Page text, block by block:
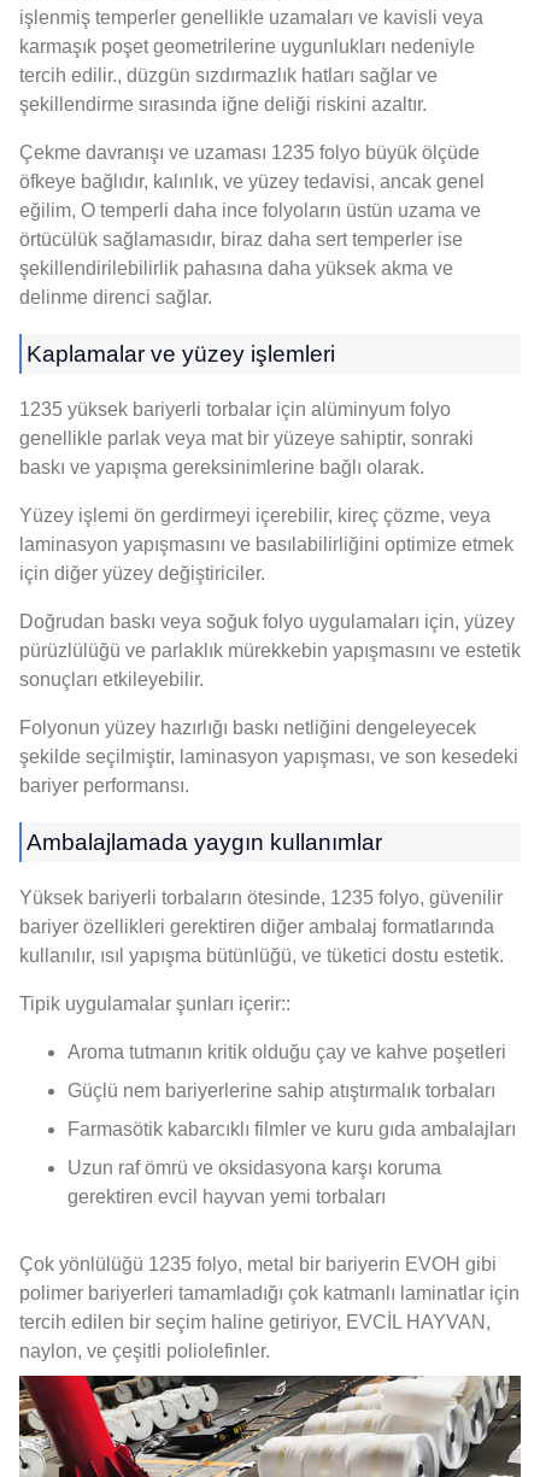
işlenmiş temperler genellikle uzamaları ve kavisli veya
karmaşık poşet geometrilerine uygunlukları nedeniyle
tercih edilir., düzgün sızdırmazlık hatları sağlar ve
şekillendirme sırasında iğne deliği riskini azaltır.
Çekme davranışı ve uzaması 1235 folyo büyük ölçüde
öfkeye bağlıdır, kalınlık, ve yüzey tedavisi, ancak genel
eğilim, O temperli daha ince folyoların üstün uzama ve
örtücülük sağlamasıdır, biraz daha sert temperler ise
şekillendirilebilirlik pahasına daha yüksek akma ve
delinme direnci sağlar.
Kaplamalar ve yüzey işlemleri
1235 yüksek bariyerli torbalar için alüminyum folyo
genellikle parlak veya mat bir yüzeye sahiptir, sonraki
baskı ve yapışma gereksinimlerine bağlı olarak.
Yüzey işlemi ön gerdirmeyi içerebilir, kireç çözme, veya
laminasyon yapışmasını ve basılabilirliğini optimize etmek
için diğer yüzey değiştiriciler.
Doğrudan baskı veya soğuk folyo uygulamaları için, yüzey
pürüzlülüğü ve parlaklık mürekkebin yapışmasını ve estetik
sonuçları etkileyebilir.
Folyonun yüzey hazırlığı baskı netliğini dengeleyecek
şekilde seçilmiştir, laminasyon yapışması, ve son kesedeki
bariyer performansı.
Ambalajlamada yaygın kullanımlar
Yüksek bariyerli torbaların ötesinde, 1235 folyo, güvenilir
bariyer özellikleri gerektiren diğer ambalaj formatlarında
kullanılır, ısıl yapışma bütünlüğü, ve tüketici dostu estetik.
Tipik uygulamalar şunları içerir::
Aroma tutmanın kritik olduğu çay ve kahve poşetleri
Güçlü nem bariyerlerine sahip atıştırmalık torbaları
Farmasötik kabarcıklı filmler ve kuru gıda ambalajları
Uzun raf ömrü ve oksidasyona karşı koruma
gerektiren evcil hayvan yemi torbaları
Çok yönlülüğü 1235 folyo, metal bir bariyerin EVOH gibi
polimer bariyerleri tamamladığı çok katmanlı laminatlar için
tercih edilen bir seçim haline getiriyor, EVCİL HAYVAN,
naylon, ve çeşitli poliolefinler.